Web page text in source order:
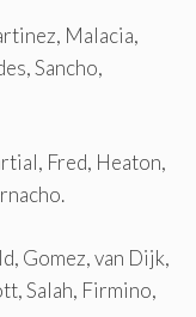
Malacia,
Sancho,
Fred, Heaton,
Gomez, van Dijk,
Salah, Firmino,